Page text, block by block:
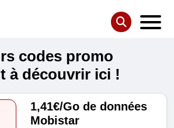
codes promo
à découvrir ici !
1,41€/Go de données
Mobistar